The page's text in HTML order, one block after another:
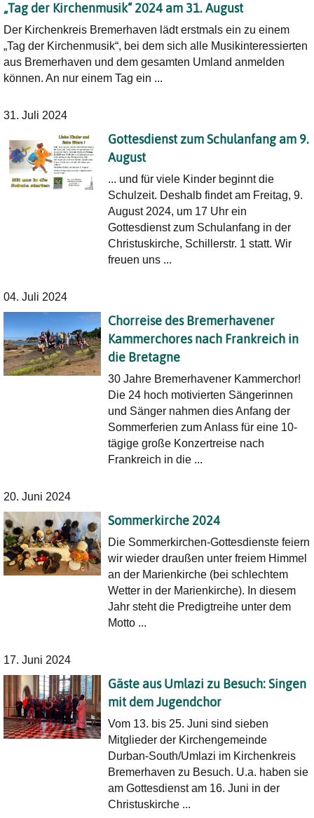
„Tag der Kirchenmusik“ 2024 am 31. August
Der Kirchenkreis Bremerhaven lädt erstmals ein zu einem
„Tag der Kirchenmusik“, bei dem sich alle Musikinteressierten
aus Bremerhaven und dem gesamten Umland anmelden
können. An nur einem Tag ein ...
31. Juli 2024
Gottesdienst zum Schulanfang am 9.
August
... und für viele Kinder beginnt die
Schulzeit. Deshalb findet am Freitag, 9.
August 2024, um 17 Uhr ein
Gottesdienst zum Schulanfang in der
Christuskirche, Schillerstr. 1 statt. Wir
freuen uns ...
04. Juli 2024
Chorreise des Bremerhavener
Kammerchores nach Frankreich in
die Bretagne
30 Jahre Bremerhavener Kammerchor!
Die 24 hoch motivierten Sängerinnen
und Sänger nahmen dies Anfang der
Sommerferien zum Anlass für eine 10-
tägige große Konzertreise nach
Frankreich in die ...
20. Juni 2024
Sommerkirche 2024
Die Sommerkirchen-Gottesdienste feiern
wir wieder draußen unter freiem Himmel
an der Marienkirche (bei schlechtem
Wetter in der Marienkirche). In diesem
Jahr steht die Predigtreihe unter dem
Motto ...
17. Juni 2024
Gäste aus Umlazi zu Besuch: Singen
mit dem Jugendchor
Vom 13. bis 25. Juni sind sieben
Mitglieder der Kirchengemeinde
Durban-South/Umlazi im Kirchenkreis
Bremerhaven zu Besuch. U.a. haben sie
am Gottesdienst am 16. Juni in der
Christuskirche ...